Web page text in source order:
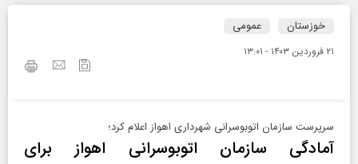
خوزستان عمومی
۲۱ فروردين ۱۴۰۳ - ۱۳:۰۱
سرپرست سازمان اتوبوسرانی شهرداری اهواز اعلام کرد؛
آمادگی سازمان اتوبوسرانی اهواز برای